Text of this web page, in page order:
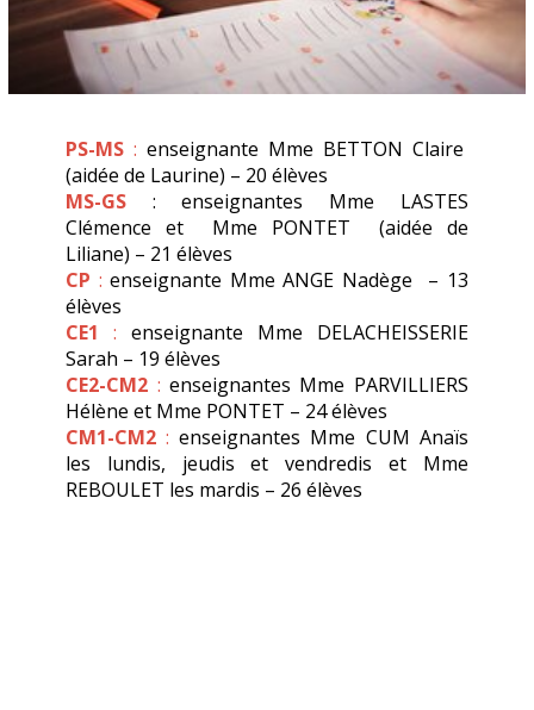
PS-MS : enseignante Mme BETTON Claire
(aidée de Laurine) – 20 élèves
MS-GS : enseignantes Mme LASTES
Clémence et Mme PONTET (aidée de
Liliane) – 21 élèves
CP : enseignante Mme ANGE Nadège – 13
élèves
CE1: enseignante Mme DELACHEISSERIE
Sarah – 19 élèves
CE2-CM2 : enseignantes Mme PARVILLIERS
Hélène et Mme PONTET – 24 élèves
CM1-CM2 :enseignantes Mme CUM Anaïs
les lundis, jeudis et vendredis et Mme
REBOULET les mardis – 26 élèves